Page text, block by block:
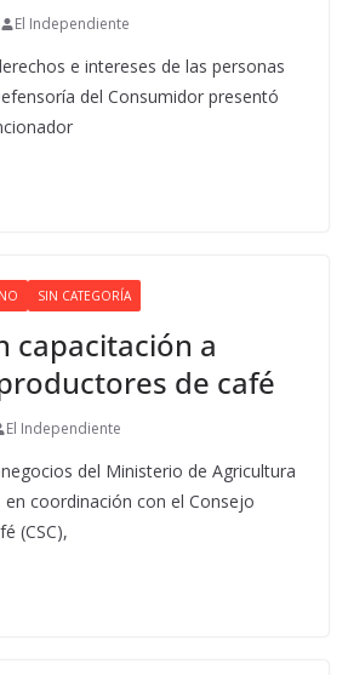
El Independiente
e intereses de las personas
del Consumidor presentó
SIN CATEGORÍA
capacitación a
de café
El Independiente
del Ministerio de Agricultura
en coordinación con el Consejo
(CSC),